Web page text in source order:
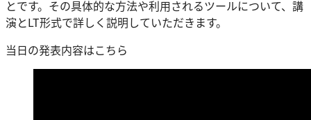
とです。その具体的な方法や利用されるツールについて、講
演とLT形式で詳しく説明していただきます。
当日の発表内容はこちら